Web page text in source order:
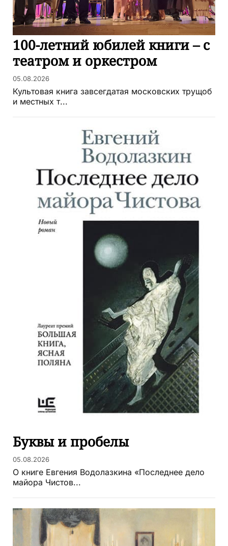
100-летний юбилей книги – с
театром и оркестром
05.08.2026
Культовая книга завсегдатая московских трущоб
и местных т...
Буквы и пробелы
05.08.2026
О книге Евгения Водолазкина «Последнее дело
майора Чистов...